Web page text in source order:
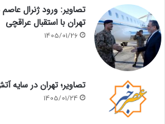
تصاویر: ورود ژنرال
تهران با استقبال عراقچی
1405/01/26
تصاویر؛ تهران در
1405/01/24